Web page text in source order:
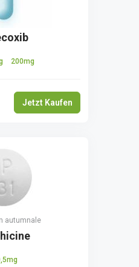
200mg
Jetzt Kaufen
autumnale